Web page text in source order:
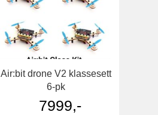
Air:bit drone V2 klassesett
6-pk
7999,-